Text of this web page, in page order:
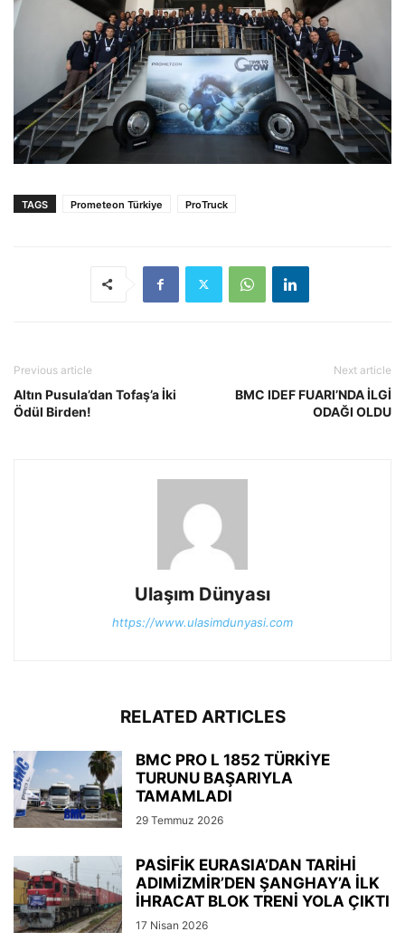
TAGS Prometeon Türkiye ProTruck
Previous article
Altın Pusula’dan Tofaş’a İki
Ödül Birden!
Next article
BMC IDEF FUARI’NDA İLGİ
ODAĞI OLDU
Ulaşım Dünyası
https://www.ulasimdunyasi.com
RELATED ARTICLES
BMC PRO L 1852 TÜRKİYE
TURUNU BAŞARIYLA
TAMAMLADI
29 Temmuz 2026
PASİFİK EURASIA’DAN TARİHİ
ADIMİZMİR’DEN ŞANGHAY’A İLK
İHRACAT BLOK TRENİ YOLA ÇIKTI
17 Nisan 2026